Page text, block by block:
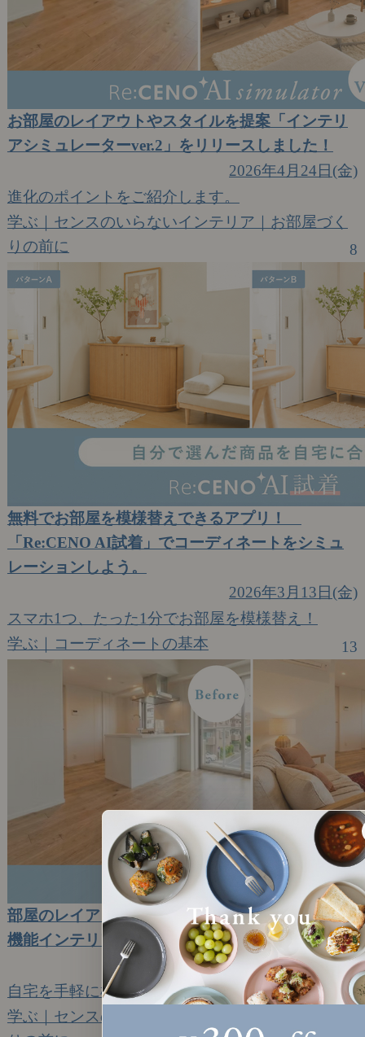
お部屋のレイアウトやスタイルを提案「インテリ
アシミュレーターver.2」をリリースしました！
2026年4月24日(金)
進化のポイントをご紹介します。
学ぶ｜センスのいらないインテリア｜お部屋づく
りの前に
8
無料でお部屋を模様替えできるアプリ！
「Re:CENO AI試着」でコーディネートをシミュ
レーションしよう。
2026年3月13日(金)
スマホ1つ、たった1分でお部屋を模様替え！
学ぶ｜コーディネートの基本
13
部屋のレイアウトをAIが1分で無料提案。簡単・高
機能インテリアシミュレーター
2026年1月15日(木)
自宅を手軽に模様替えできるAIツールです。
学ぶ｜センスのいらないインテリア｜お部屋づく